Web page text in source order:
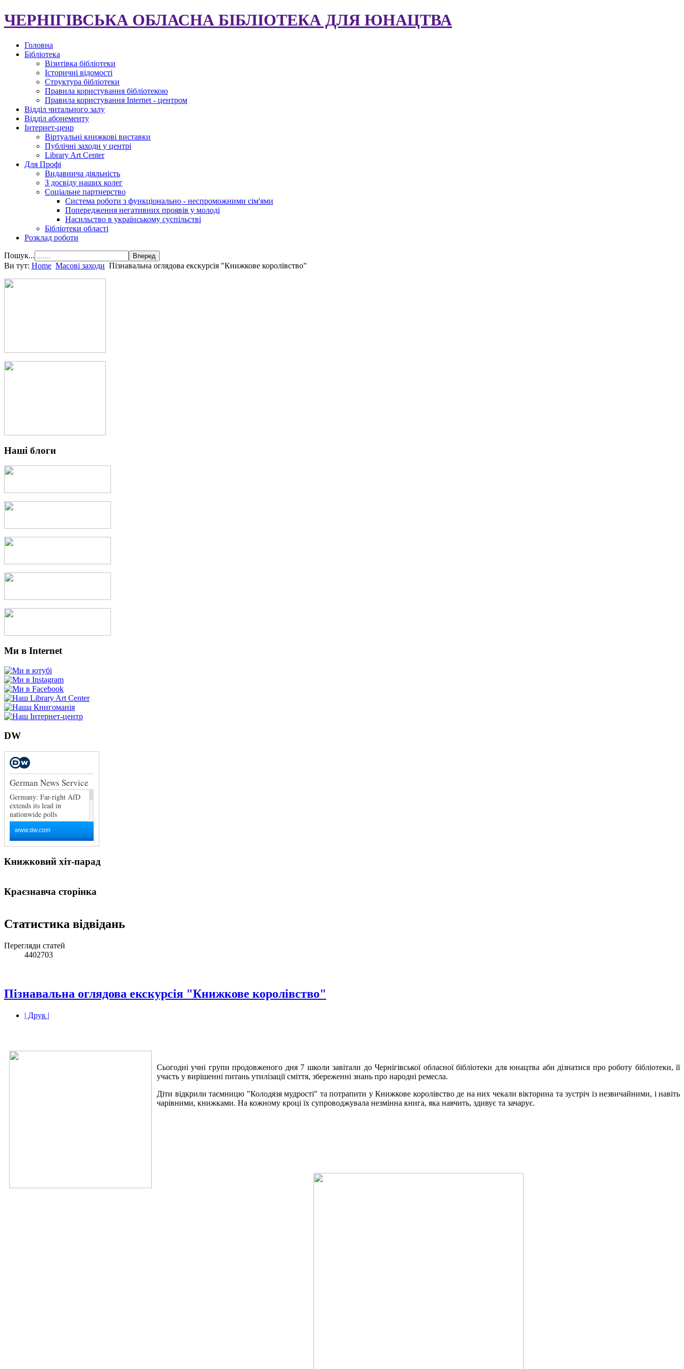
ЧЕРНІГІВСЬКА ОБЛАСНА БІБЛІОТЕКА ДЛЯ ЮНАЦТВА
Головна
Бібліотека
Візитівка бібліотеки
Історичні відомості
Структура бібліотеки
Правила користування бібліотекою
Правила користування Internet - центром
Відділ читального залу
Відділ абонементу
Інтернет-ценр
Віртуальні книжкові виставки
Публічні заходи у центрі
Library Art Center
Для Профі
Видавнича діяльність
З досвіду наших колег
Соціальне партнерство
Система роботи з функціонально - неспроможними сім'ями
Попередження негативних проявів у молоді
Насильство в українському суспільстві
Бібліотеки області
Розклад роботи
Пошук...
Ви тут: Home Масові заходи Пізнавальна оглядова екскурсія "Книжкове королівство"
Наші блоги
Ми в Internet
DW
Книжковий хіт-парад
Краєзнавча сторінка
Статистика відвідань
Перегляди статей
4402703
Пізнавальна оглядова екскурсія "Книжкове королівство"
| Друк |
Сьогодні учні групи продовженого дня 7 школи завітали до Чернігівської обласної бібліотеки для юнацтва аби дізнатися про роботу бібліотеки, її
участь у вирішенні питань утилізації сміття, збереженні знань про народні ремесла.
Діти відкрили таємницю "Колодязя мудрості" та потрапити у Книжкове королівство де на них чекали вікторина та зустріч із незвичайними, і навіть
чарівними, книжками. На кожному кроці їх супроводжувала незмінна книга, яка навчить, здивує та зачарує.